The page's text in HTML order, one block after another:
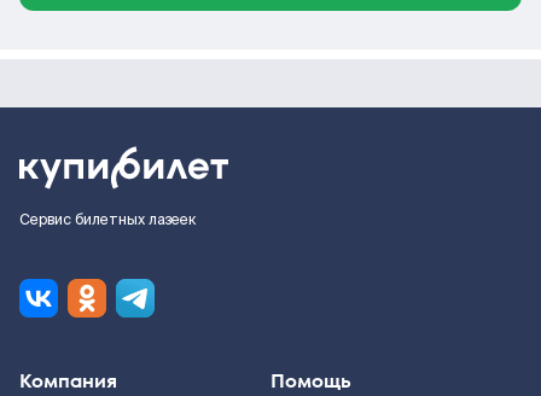
Сервис билетных лазеек
Компания Помощь